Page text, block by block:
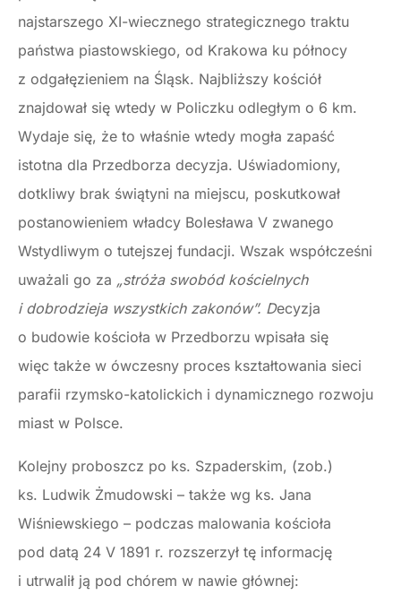
najstarszego XI-wiecznego strategicznego traktu
państwa piastowskiego, od Krakowa ku północy
z odgałęzieniem na Śląsk. Najbliższy kościół
znajdował się wtedy w Policzku odległym o 6 km.
Wydaje się, że to właśnie wtedy mogła zapaść
istotna dla Przedborza decyzja. Uświadomiony,
dotkliwy brak świątyni na miejscu, poskutkował
postanowieniem władcy Bolesława V zwanego
Wstydliwym o tutejszej fundacji. Wszak współcześni
uważali go za „stróża swobód kościelnych
i dobrodzieja wszystkich zakonów”. Decyzja
o budowie kościoła w Przedborzu wpisała się
więc także w ówczesny proces kształtowania sieci
parafii rzymsko-katolickich i dynamicznego rozwoju
miast w Polsce.
Kolejny proboszcz po ks. Szpaderskim, (zob.)
ks. Ludwik Żmudowski – także wg ks. Jana
Wiśniewskiego – podczas malowania kościoła
pod datą 24 V 1891 r. rozszerzył tę informację
i utrwalił ją pod chórem w nawie głównej: